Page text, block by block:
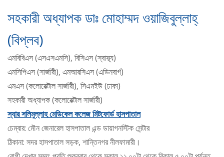
সহকারী অধ্যাপক ডাঃ মোহাম্মদ ওয়াজিবুল্লাহ্
(বিপ্লব)
এমবিবিএস (এসএসএমসি), বিসিএস (স্বাস্থ্য)
এমসিপিএস (সার্জারী), এমআরসিএস (এডিনবার্গ)
এমএস (কলোরেক্টাল সার্জারী), সিএমইউ (ঢাকা)
সহকারী অধ্যাপক (কলোরেক্টাল সার্জারী)
স্যার সলিমুল্লাহ মেডিকেল কলেজ মিটফোর্ড হাসপাতাল
চেম্বার: মৌন জেনারেল হাসপাতাল এন্ড ডায়াগনস্টিক সেন্টার
ঠিকানা: সদর হাসপাতাল সড়ক, শান্তিনগর নীলফামারী।